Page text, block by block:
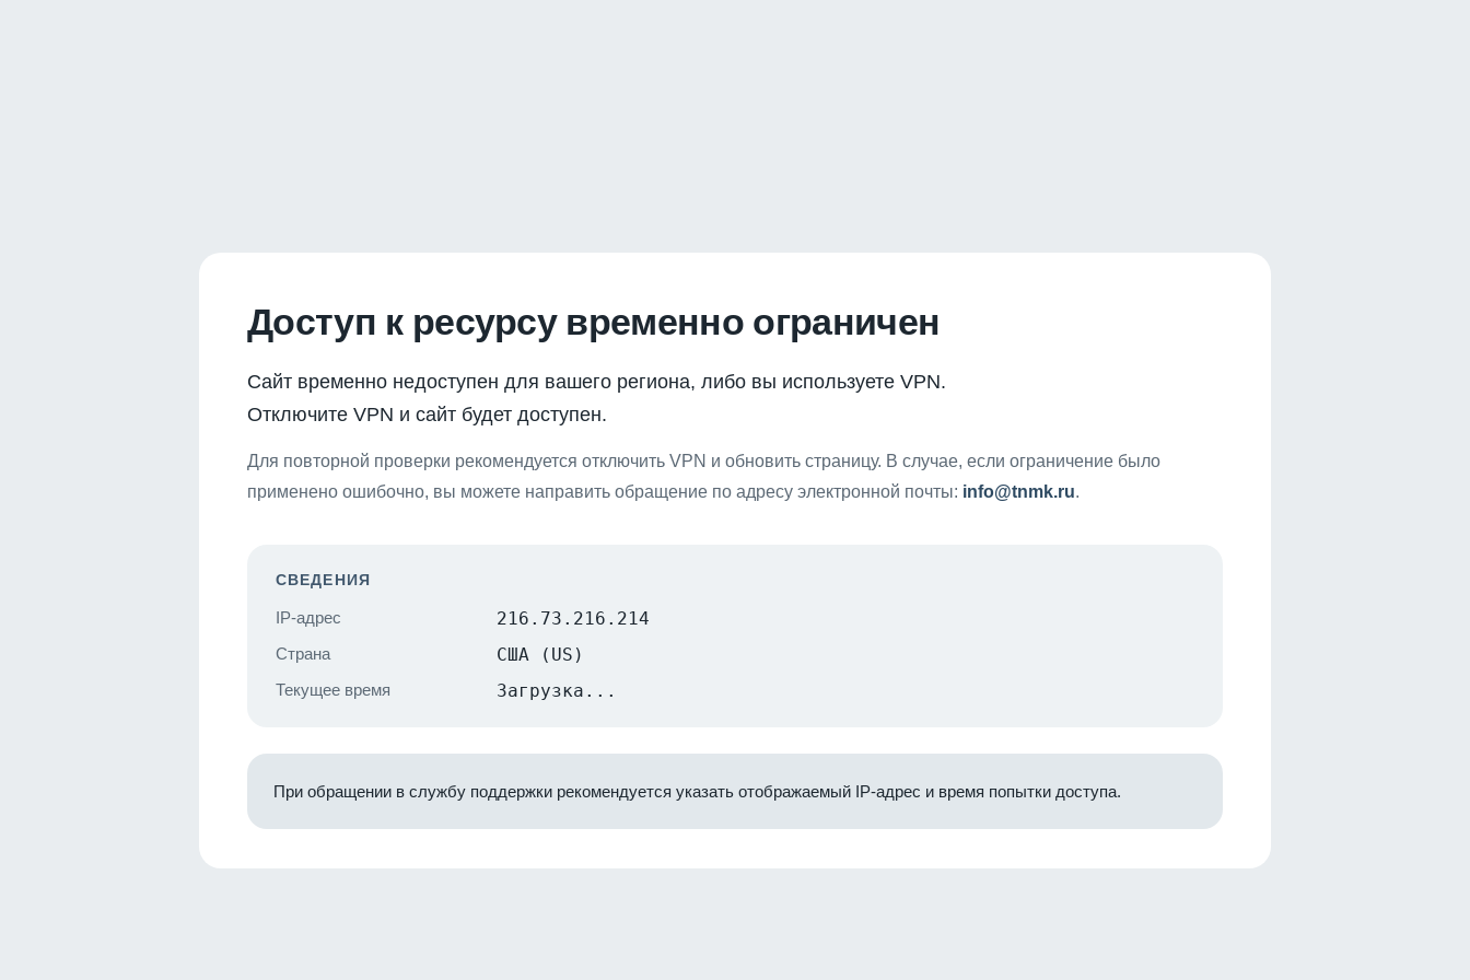
Доступ к ресурсу временно ограничен
Сайт временно недоступен для вашего региона, либо вы используете VPN.
Отключите VPN и сайт будет доступен.
Для повторной проверки рекомендуется отключить VPN и обновить страницу. В случае, если ограничение было
применено ошибочно, вы можете направить обращение по адресу электронной почты: info@tnmk.ru.
СВЕДЕНИЯ
IP-адрес 216.73.216.214
Страна США (US)
Текущее время Загрузка...
При обращении в службу поддержки рекомендуется указать отображаемый IP-адрес и время попытки доступа.